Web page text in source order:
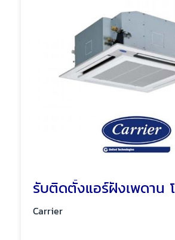
รับติดตั้งแอร์ฝังเพดาน
Carrier